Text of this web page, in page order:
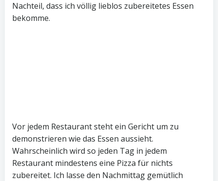
Nachteil, dass ich völlig lieblos zubereitetes Essen
bekomme.
Vor jedem Restaurant steht ein Gericht um zu
demonstrieren wie das Essen aussieht.
Wahrscheinlich wird so jeden Tag in jedem
Restaurant mindestens eine Pizza für nichts
zubereitet. Ich lasse den Nachmittag gemütlich